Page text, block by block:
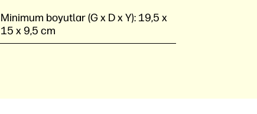
Minimum boyutlar (G x D x Y): 19,5 x
15 x 9,5 cm